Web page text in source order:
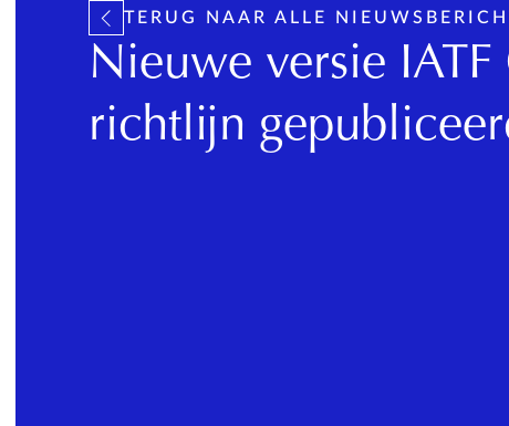
TERUG NAAR ALLE
Nieuwe versie
richtlijn